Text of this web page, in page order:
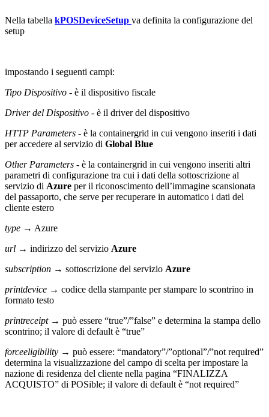
Nella tabella kPOSDeviceSetup va definita la configurazione del
setup
impostando i seguenti campi:
Tipo Dispositivo - è il dispositivo fiscale
Driver del Dispositivo - è il driver del dispositivo
HTTP Parameters - è la containergrid in cui vengono inseriti i dati
per accedere al servizio di Global Blue
Other Parameters - è la containergrid in cui vengono inseriti altri
parametri di configurazione tra cui i dati della sottoscrizione al
servizio di Azure per il riconoscimento dell’immagine scansionata
del passaporto, che serve per recuperare in automatico i dati del
cliente estero
type → Azure
url → indirizzo del servizio Azure
subscription → sottoscrizione del servizio Azure
printdevice → codice della stampante per stampare lo scontrino in
formato testo
printreceipt → può essere “true”/”false” e determina la stampa dello
scontrino; il valore di default è “true”
forceeligibility → può essere: “mandatory”/”optional”/”not required”
determina la visualizzazione del campo di scelta per impostare la
nazione di residenza del cliente nella pagina “FINALIZZA
ACQUISTO” di POSible; il valore di default è “not required”